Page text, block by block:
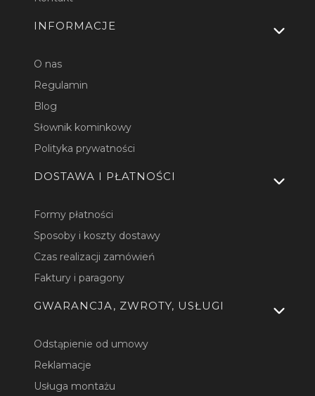
INFORMACJE
O nas
Regulamin
Blog
Słownik kominkowy
Polityka prywatności
DOSTAWA I PŁATNOŚCI
Formy płatności
Sposoby i koszty dostawy
Czas realizacji zamówień
Faktury i paragony
GWARANCJA, ZWROTY, USŁUGI
Odstąpienie od umowy
Reklamacje
Usługa montażu